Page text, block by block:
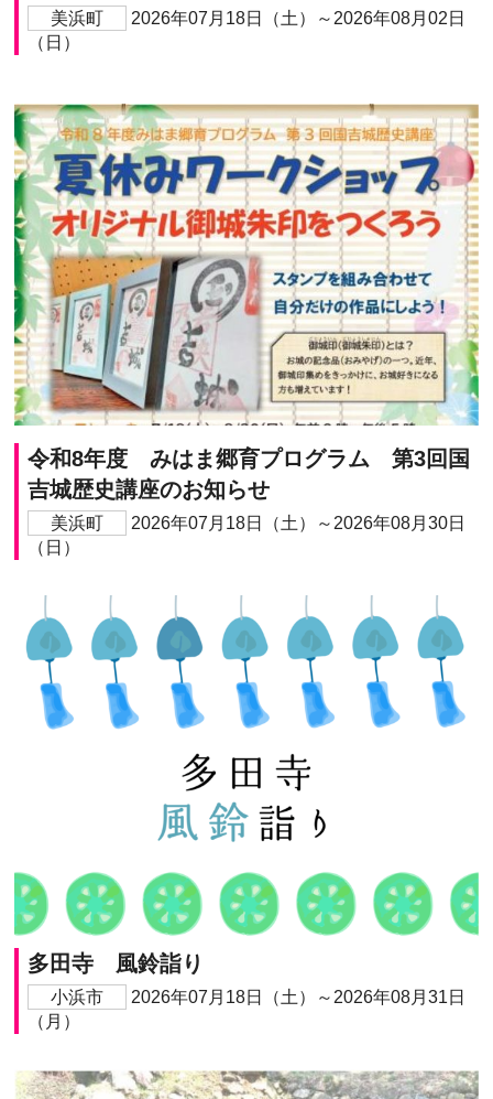
美浜町
2026年07月18日（土）～2026年08月02日
（日）
令和8年度 みはま郷育プログラム 第3回国
吉城歴史講座のお知らせ
美浜町
2026年07月18日（土）～2026年08月30日
（日）
多田寺 風鈴詣り
小浜市
2026年07月18日（土）～2026年08月31日
（月）